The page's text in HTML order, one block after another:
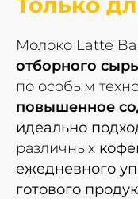
Молоко Latte
отборного
по особым
повышенное
идеально
различных
ежедневного
готового